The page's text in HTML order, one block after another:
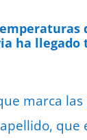
ha
marca
que